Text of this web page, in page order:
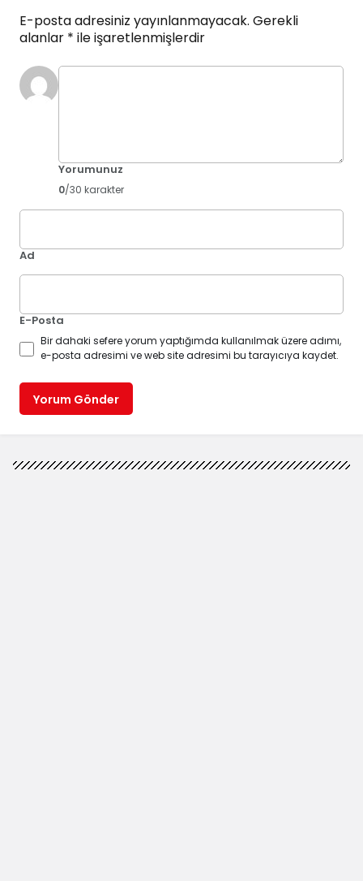
E-posta adresiniz yayınlanmayacak. Gerekli
alanlar * ile işaretlenmişlerdir
Yorumunuz
0/30 karakter
Ad
E-Posta
Bir dahaki sefere yorum yaptığımda kullanılmak üzere adımı,
e-posta adresimi ve web site adresimi bu tarayıcıya kaydet.
Yorum Gönder